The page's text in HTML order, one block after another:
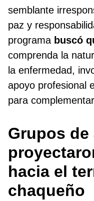
semblante
paz y
programa buscó
comprenda la
la enfermedad,
apoyo profesional
para
Grupos
hacia el
chaqueño